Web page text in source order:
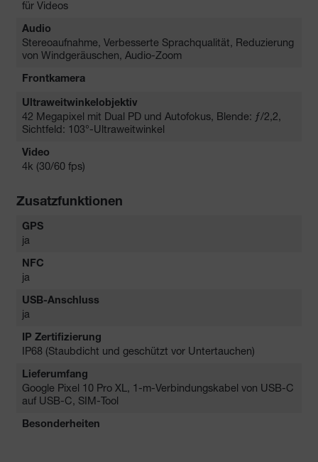
für Videos
Audio
Stereoaufnahme, Verbesserte Sprachqualität, Reduzierung
von Windgeräuschen, Audio-Zoom
Frontkamera
Ultraweitwinkelobjektiv
42 Megapixel mit Dual PD und Autofokus, Blende: ƒ/2,2,
Sichtfeld: 103°-Ultraweitwinkel
Video
4k (30/60 fps)
Zusatzfunktionen
GPS
ja
NFC
ja
USB-Anschluss
ja
IP Zertifizierung
IP68 (Staubdicht und geschützt vor Untertauchen)
Lieferumfang
Google Pixel 10 Pro XL, 1-m-Verbindungskabel von USB-C
auf USB-C, SIM-Tool
Besonderheiten